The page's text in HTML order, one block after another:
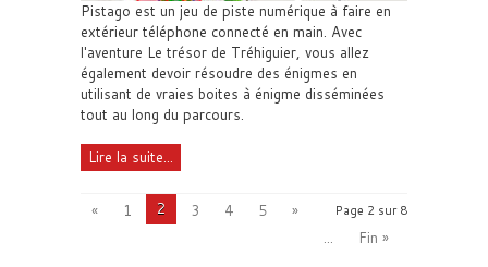
Pistago est un jeu de piste numérique à faire en
extérieur téléphone connecté en main. Avec
l'aventure Le trésor de Tréhiguier, vous allez
également devoir résoudre des énigmes en
utilisant de vraies boites à énigme disséminées
tout au long du parcours.
Lire la suite...
Page 2 sur 8
« 1 2 3 4 5
»
...
Fin »